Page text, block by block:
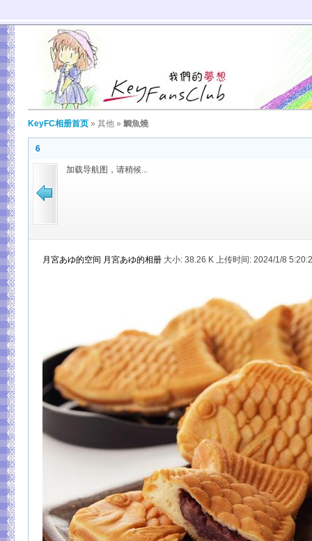
KeyFC相册首页 » 其他 » 鯛魚燒
6
加载导航图，请稍候...
月宮あゆ的空间 月宮あゆ的相册 大小: 38.26 K 上传时间: 2024/1/8